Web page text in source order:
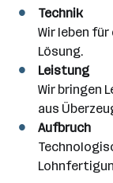
Technik
Wir leben
Lösung.
Leistung
Wir bringen
aus
Aufbruch